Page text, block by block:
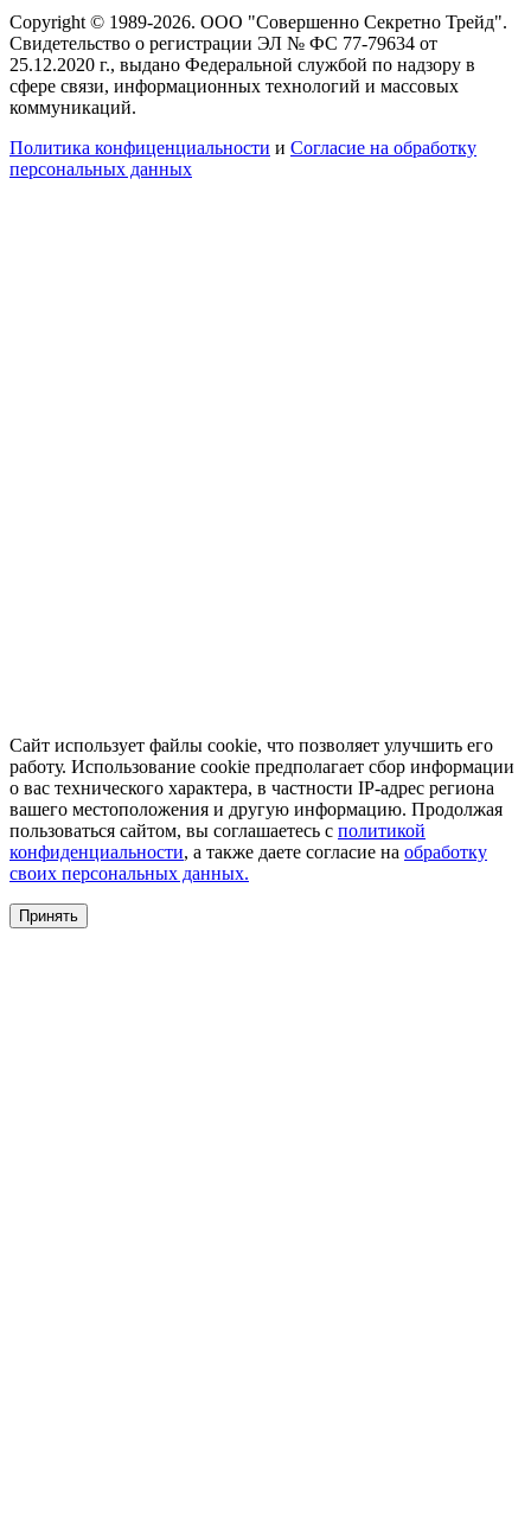
Copyright © 1989-2026. ООО "Совершенно Секретно Трейд".
Свидетельство о регистрации ЭЛ № ФС 77-79634 от
25.12.2020 г., выдано Федеральной службой по надзору в
сфере связи, информационных технологий и массовых
коммуникаций.
Политика конфиценциальности и Согласие на обработку
персональных данных
Сайт использует файлы cookie, что позволяет улучшить его
работу. Использование cookie предполагает сбор информации
о вас технического характера, в частности IP-адрес региона
вашего местоположения и другую информацию. Продолжая
пользоваться сайтом, вы соглашаетесь с политикой
конфиденциальности, а также даете согласие на обработку
своих персональных данных.
Принять